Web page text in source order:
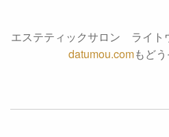
エステティックサロン ライト
datumou.comもど